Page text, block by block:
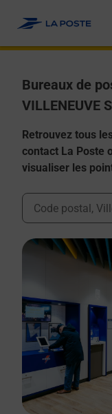
Bureaux de
VILLENEUVE
Retrouvez tous
contact La Poste
visualiser les
Ville, Département,